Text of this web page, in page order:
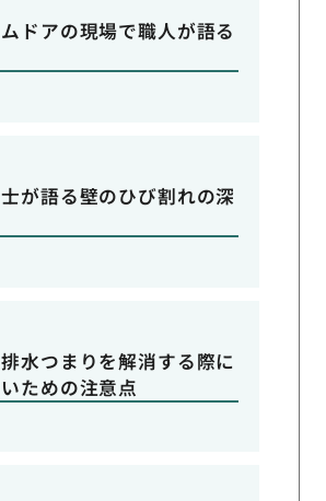
ドアの現場で職人が語る
が語る壁のひび割れの深
水つまりを解消する際に
ための注意点